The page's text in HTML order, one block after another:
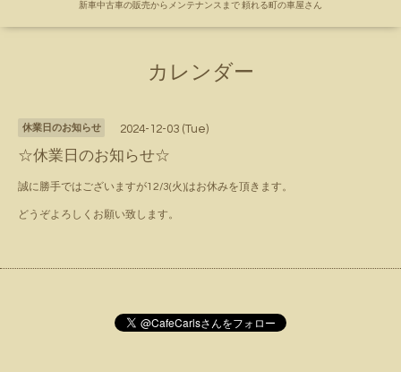
新車中古車の販売からメンテナンスまで 頼れる町の車屋さん
カレンダー
休業日のお知らせ 2024-12-03 (Tue)
☆休業日のお知らせ☆
誠に勝手ではございますが12/3(火)はお休みを頂きます。
どうぞよろしくお願い致します。